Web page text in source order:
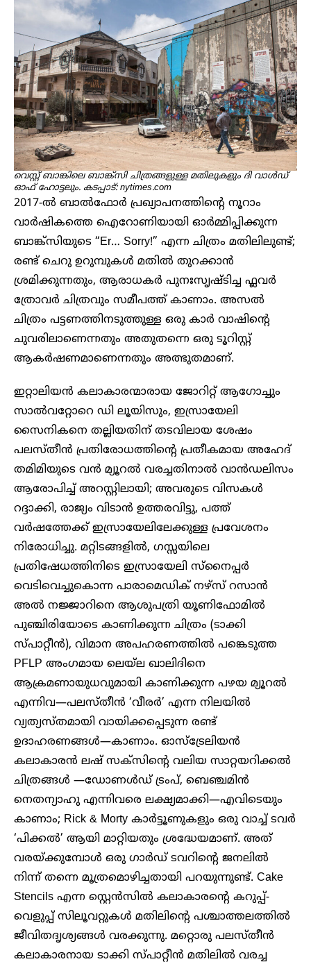
വെസ്റ്റ് ബാങ്കിലെ ബാങ്ക്സി ചിത്രങ്ങളുള്ള മതിലുകളും ദി വാൾഡ്
ഓഫ് ഹോട്ടലും. കടപ്പാട്: nytimes.com
2017-ൽ ബാൽഫോർ പ്രഖ്യാപനത്തിന്റെ നൂറാം
വാർഷികത്തെ ഐറോണിയായി ഓർമ്മിപ്പിക്കുന്ന
ബാങ്ക്സിയുടെ “Er… Sorry!” എന്ന ചിത്രം മതിലിലുണ്ട്;
രണ്ട് ചെറു ഉറുമ്പുകൾ മതിൽ തുറക്കാൻ
ശ്രമിക്കുന്നതും, ആരാധകർ പുനഃസൃഷ്ടിച്ച ഫ്ലവർ
ത്രോവർ ചിത്രവും സമീപത്ത് കാണാം. അസൽ
ചിത്രം പട്ടണത്തിനടുത്തുള്ള ഒരു കാർ വാഷിന്റെ
ചുവരിലാണെന്നതും അതുതന്നെ ഒരു ടൂറിസ്റ്റ്
ആകർഷണമാണെന്നതും അത്ഭുതമാണ്.
ഇറ്റാലിയൻ കലാകാരന്മാരായ ജോറിറ്റ് ആഗോച്ചും
സാൽവറ്റോറെ ഡി ലൂയിസും, ഇസ്രായേലി
സൈനികനെ തല്ലിയതിന് തടവിലായ ശേഷം
പലസ്തീൻ പ്രതിരോധത്തിന്റെ പ്രതീകമായ അഹേദ്
തമിമിയുടെ വൻ മ്യൂറൽ വരച്ചതിനാൽ വാൻഡലിസം
ആരോപിച്ച് അറസ്റ്റിലായി; അവരുടെ വിസകൾ
റദ്ദാക്കി, രാജ്യം വിടാൻ ഉത്തരവിട്ടു, പത്ത്
വർഷത്തേക്ക് ഇസ്രായേലിലേക്കുള്ള പ്രവേശനം
നിരോധിച്ചു. മറ്റിടങ്ങളിൽ, ഗസ്സയിലെ
പ്രതിഷേധത്തിനിടെ ഇസ്രായേലി സ്നൈപ്പർ
വെടിവെച്ചുകൊന്ന പാരാമെഡിക് നഴ്സ് റസാൻ
അൽ നജ്ജാറിനെ ആശുപത്രി യൂണിഫോമിൽ
പുഞ്ചിരിയോടെ കാണിക്കുന്ന ചിത്രം (ടാക്കി
സ്പാറ്റീൻ), വിമാന അപഹരണത്തിൽ പങ്കെടുത്ത
PFLP അംഗമായ ലെയ്‌ല ഖാലിദിനെ
ആക്രമണായുധവുമായി കാണിക്കുന്ന പഴയ മ്യൂറൽ
എന്നിവ—പലസ്തീൻ ‘വീരർ’ എന്ന നിലയിൽ
വ്യത്യസ്തമായി വായിക്കപ്പെടുന്ന രണ്ട്
ഉദാഹരണങ്ങൾ—കാണാം. ഓസ്ട്രേലിയൻ
കലാകാരൻ ലഷ് സക്സിന്റെ വലിയ സാറ്റയറിക്കൽ
ചിത്രങ്ങൾ —ഡോണൾഡ് ട്രംപ്, ബെഞ്ചമിൻ
നെതന്യാഹു എന്നിവരെ ലക്ഷ്യമാക്കി—എവിടെയും
കാണാം; Rick & Morty കാർട്ടൂണുകളും ഒരു വാച്ച് ടവർ
‘പിക്കൽ’ ആയി മാറ്റിയതും ശ്രദ്ധേയമാണ്. അത്
വരയ്ക്കുമ്പോൾ ഒരു ഗാർഡ് ടവറിന്റെ ജനലിൽ
നിന്ന് തന്നെ മൂത്രമൊഴിച്ചതായി പറയുന്നുണ്ട്. Cake
Stencils എന്ന സ്റ്റെൻസിൽ കലാകാരന്റെ കറുപ്പ്-
വെളുപ്പ് സിലൂവറ്റുകൾ മതിലിന്റെ പശ്ചാത്തലത്തിൽ
ജീവിതദൃശ്യങ്ങൾ വരക്കുന്നു. മറ്റൊരു പലസ്തീൻ
കലാകാരനായ ടാക്കി സ്പാറ്റീൻ മതിലിൽ വരച്ച